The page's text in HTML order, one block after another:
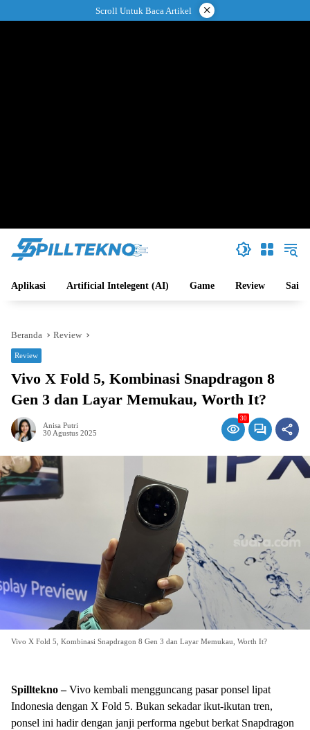
ke
Scroll Untuk Baca Artikel ×
Aplikasi Artificial Intelegent (AI) Game Review Sains
Beranda Review
Review
Vivo X Fold 5, Kombinasi Snapdragon 8
Gen 3 dan Layar Memukau, Worth It?
Anisa Putri
30 Agustus 2025
30
Vivo X Fold 5, Kombinasi Snapdragon 8 Gen 3 dan Layar Memukau, Worth It?
Spilltekno –Vivo kembali mengguncang pasar ponsel lipat
Indonesia dengan X Fold 5. Bukan sekadar ikut-ikutan tren,
ponsel ini hadir dengan janji performa ngebut berkat Snapdragon